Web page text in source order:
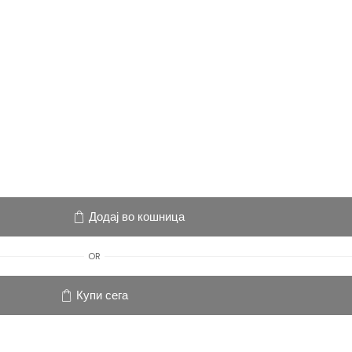
Додај во кошница
OR
Купи сега